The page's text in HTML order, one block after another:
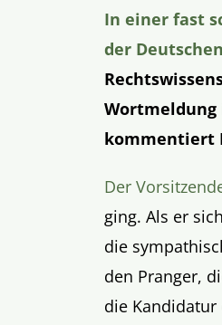
In einer fast
der
kommentiert
Der
ging. Als er
die
den Pranger,
die Kandidatur